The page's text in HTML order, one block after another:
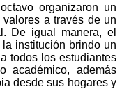
organizaron un
a través de un
De igual manera, el
institución brindo un
todos los estudiantes
académico, además
desde sus hogares y